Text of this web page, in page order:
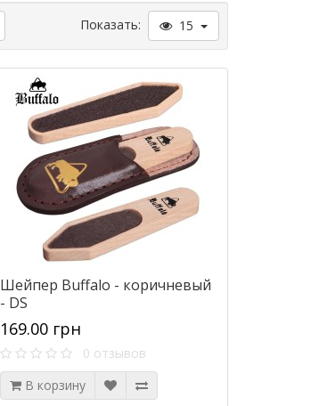
Показать: 15
Шейпер Buffalo - коричневый
- DS
169.00 грн
0 отзывов
В корзину